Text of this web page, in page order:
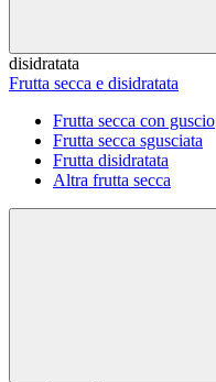
disidratata
Frutta secca e disidratata
Frutta secca con guscio
Frutta secca sgusciata
Frutta disidratata
Altra frutta secca